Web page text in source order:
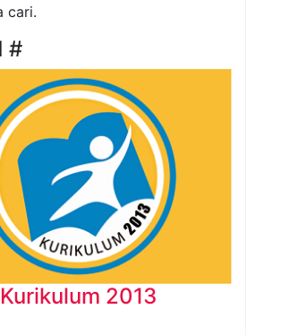
cari.
#
Kurikulum 2013